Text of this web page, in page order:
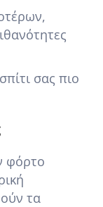
σας πιο
φόρτο
τα